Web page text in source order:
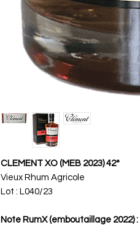
CLEMENT XO (MEB 2023) 42°
Vieux Rhum Agricole
Lot : L040/23
Note RumX (emboutaillage 2022) :